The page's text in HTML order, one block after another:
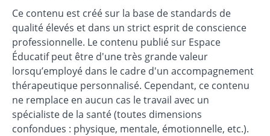
Ce contenu est créé sur la base de standards de
qualité élevés et dans un strict esprit de conscience
professionnelle. Le contenu publié sur Espace
Éducatif peut être d'une très grande valeur
lorsqu’employé dans le cadre d'un accompagnement
thérapeutique personnalisé. Cependant, ce contenu
ne remplace en aucun cas le travail avec un
spécialiste de la santé (toutes dimensions
confondues : physique, mentale, émotionnelle, etc.).